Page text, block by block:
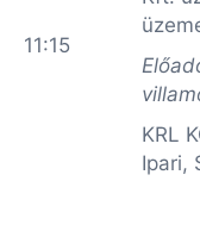
11:15
KRL
Ipari,